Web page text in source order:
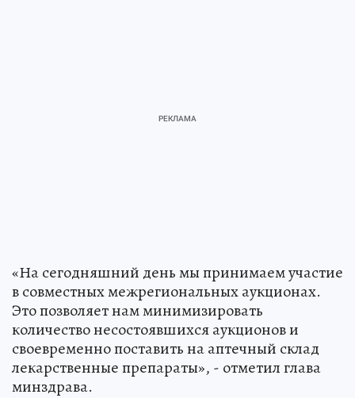
«На сегодняшний день мы принимаем участие
в совместных межрегиональных аукционах.
Это позволяет нам минимизировать
количество несостоявшихся аукционов и
своевременно поставить на аптечный склад
лекарственные препараты», - отметил глава
минздрава.